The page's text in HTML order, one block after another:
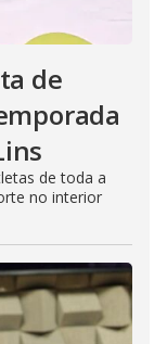
de
de toda a
no interior